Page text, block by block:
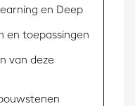
en Deep
en toepassingen
van deze